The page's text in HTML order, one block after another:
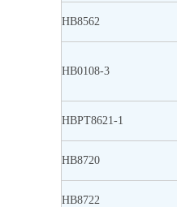
HB8562
HB0108-3
HBPT8621-1
HB8720
HB8722